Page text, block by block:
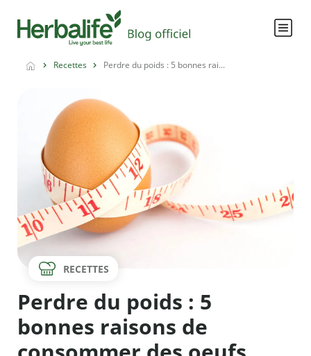
Recettes Perdre du poids : 5 bonnes rai...
RECETTES
Perdre du poids : 5
bonnes raisons de